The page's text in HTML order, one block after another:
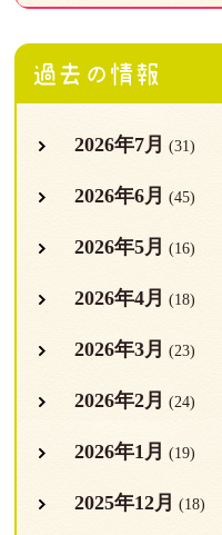
過去の情報
2026年7月 (31)
2026年6月 (45)
2026年5月 (16)
2026年4月 (18)
2026年3月 (23)
2026年2月 (24)
2026年1月 (19)
2025年12月 (18)